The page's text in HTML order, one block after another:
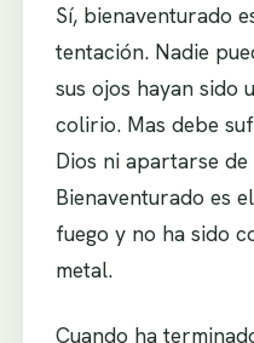
Sí, bienaventurado
tentación. Nadie
sus ojos hayan sido
colirio. Mas debe
Dios ni apartarse
Bienaventurado es
fuego y no ha sido
metal.
Cuando ha